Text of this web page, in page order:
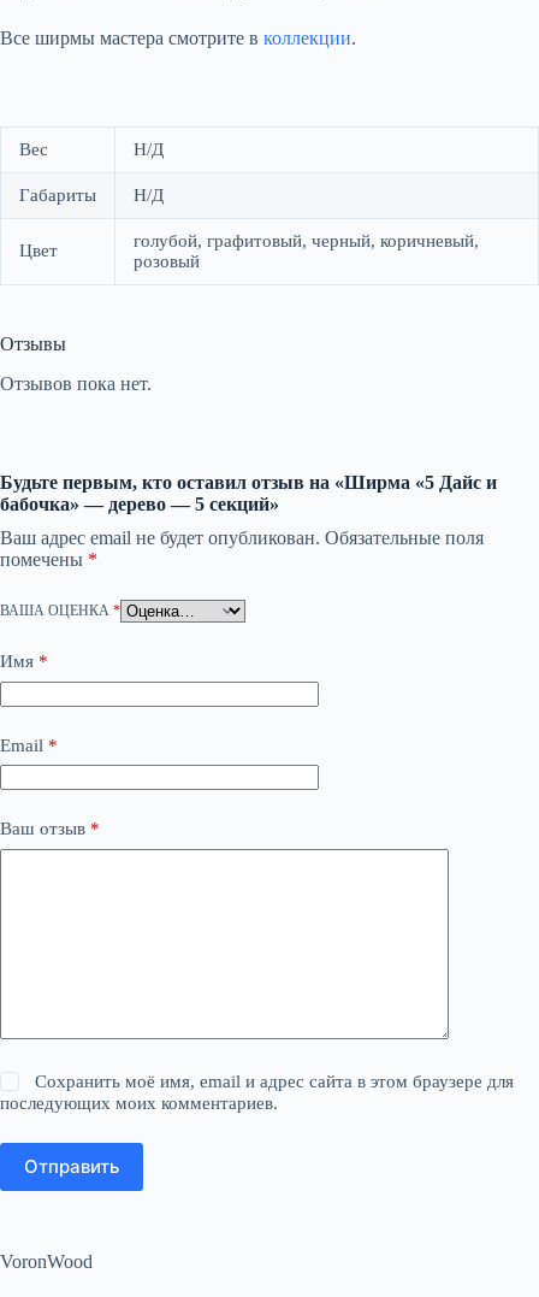
Все ширмы мастера смотрите в коллекции.
Вес Н/Д
Габариты Н/Д
Цвет
голубой, графитовый, черный, коричневый,
розовый
Отзывы
Отзывов пока нет.
Будьте первым, кто оставил отзыв на «Ширма «5 Дайс и
бабочка» — дерево — 5 секций»
Ваш адрес email не будет опубликован. Обязательные поля
помечены *
ВАША ОЦЕНКА *
Имя *
Email *
Ваш отзыв *
Сохранить моё имя, email и адрес сайта в этом браузере для
последующих моих комментариев.
Отправить
VoronWood